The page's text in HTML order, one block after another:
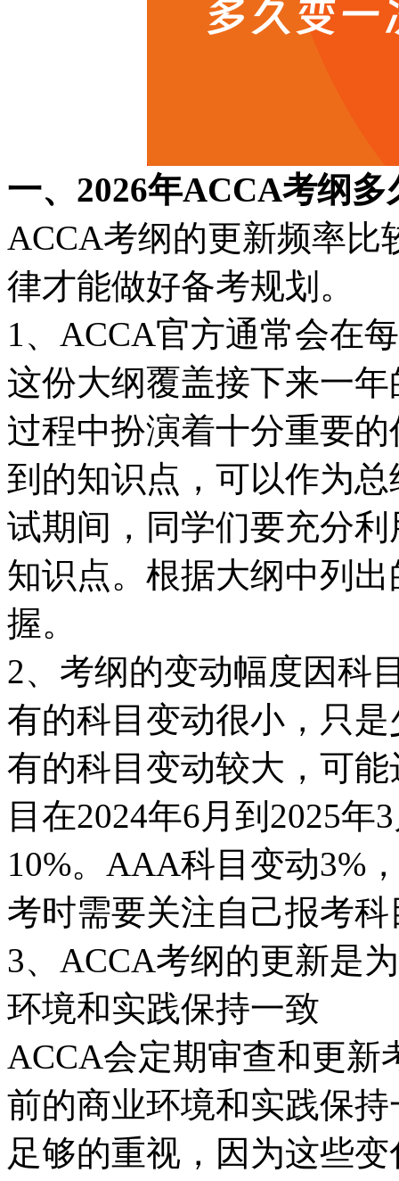
一、2026年ACCA考纲
ACCA考纲的更新频率比
律才能做好备考规划。
1、ACCA官方通常会在
这份大纲覆盖接下来一
过程中扮演着十分重要
到的知识点，可以作为
试期间，同学们要充分
知识点。根据大纲中列
握。
2、考纲的变动幅度因科
有的科目变动很小，只
有的科目变动较大，可
目在2024年6月到2025
10%。AAA科目变动3%
考时需要关注自己报考
3、ACCA考纲的更新是
环境和实践保持一致
ACCA会定期审查和更新
前的商业环境和实践保
足够的重视，因为这些